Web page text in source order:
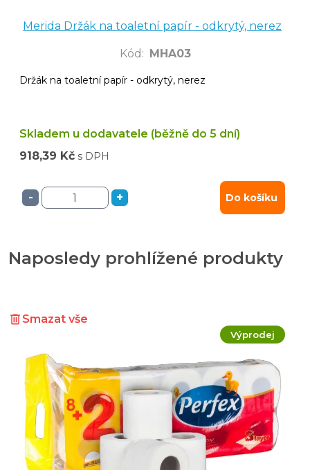
Merida Držák na toaletní papír - odkrytý, nerez
Kód : MHA03
Držák na toaletní papír - odkrytý, nerez
Skladem u dodavatele (běžně do 5 dní)
918,39 Kč s DPH
- + Do košíku
Naposledy prohlížené produkty
Smazat vše
Výprodej